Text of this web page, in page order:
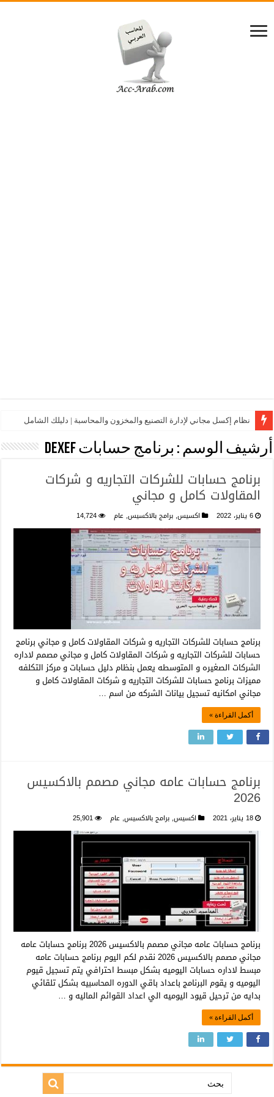
نظام إكسل مجاني لإدارة التصنيع والمخزون والمحاسبة | دليلك الشامل
أرشيف الوسم : برنامج حسابات dexef
برنامج حسابات للشركات التجاريه و شركات
المقاولات كامل و مجاني
6 يناير، 2022 اكسيس, برامج بالاكسيس, عام 14,724
برنامج حسابات للشركات التجاريه و شركات المقاولات كامل و مجاني برنامج
حسابات للشركات التجاريه و شركات المقاولات كامل و مجاني مصمم لاداره
الشركات الصغيره و المتوسطه يعمل بنظام دليل حسابات و مركز التكلفه
مميزات برنامج حسابات للشركات التجاريه و شركات المقاولات كامل و
مجاني امكانيه تسجيل بيانات الشركه من اسم …
أكمل القراءة »
برنامج حسابات عامه مجاني مصمم بالاكسيس
2026
18 يناير، 2021 اكسيس, برامج بالاكسيس, عام 25,901
برنامج حسابات عامه مجاني مصمم بالاكسيس 2026 برنامج حسابات عامه
مجاني مصمم بالاكسيس 2026 نقدم لكم اليوم برنامج حسابات عامه
مبسط لاداره حسابات اليوميه بشكل مبسط احترافي يتم تسجيل قيوم
اليوميه و يقوم البرنامج باعداد باقي الدوره المحاسبيه بشكل تلقائي
بدايه من ترحيل قيود اليوميه الي اعداد القوائم الماليه و …
أكمل القراءة »
بحث: